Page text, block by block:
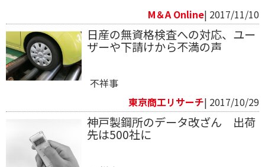
M＆A Online| 2017/11/10
日産の無資格検査への対応、ユー
ザーや下請けから不満の声
不祥事
東京商工リサーチ| 2017/10/29
神戸製鋼所のデータ改ざん 出荷
先は500社に